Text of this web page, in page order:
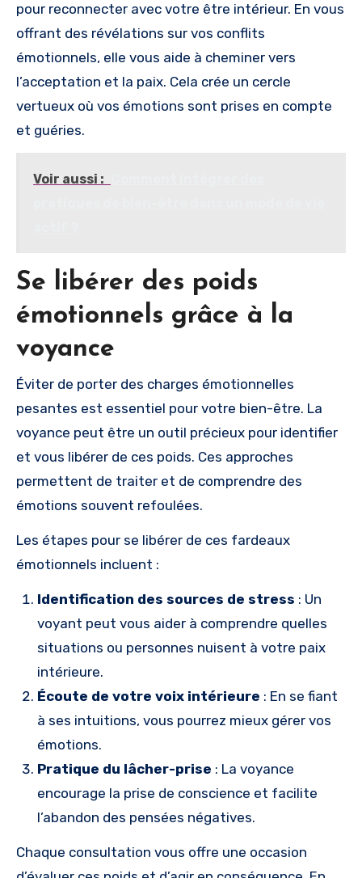
pour reconnecter avec votre être intérieur. En vous
offrant des révélations sur vos conflits
émotionnels, elle vous aide à cheminer vers
l’acceptation et la paix. Cela crée un cercle
vertueux où vos émotions sont prises en compte
et guéries.
Voir aussi :
Se libérer des poids
émotionnels grâce à la
voyance
Éviter de porter des charges émotionnelles
pesantes est essentiel pour votre bien-être. La
voyance peut être un outil précieux pour identifier
et vous libérer de ces poids. Ces approches
permettent de traiter et de comprendre des
émotions souvent refoulées.
Les étapes pour se libérer de ces fardeaux
émotionnels incluent :
Identification des sources de stress : Un
voyant peut vous aider à comprendre quelles
situations ou personnes nuisent à votre paix
intérieure.
Écoute de votre voix intérieure : En se fiant
à ses intuitions, vous pourrez mieux gérer vos
émotions.
Pratique du lâcher-prise : La voyance
encourage la prise de conscience et facilite
l’abandon des pensées négatives.
Chaque consultation vous offre une occasion